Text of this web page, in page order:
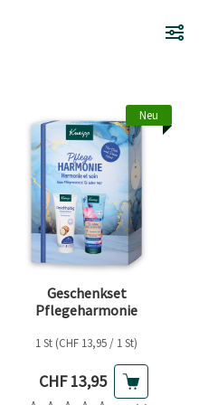
Neu
Geschenkset
Pflegeharmonie
1 St (CHF 13,95 / 1 St)
Aktueller Preis
CHF 13,95